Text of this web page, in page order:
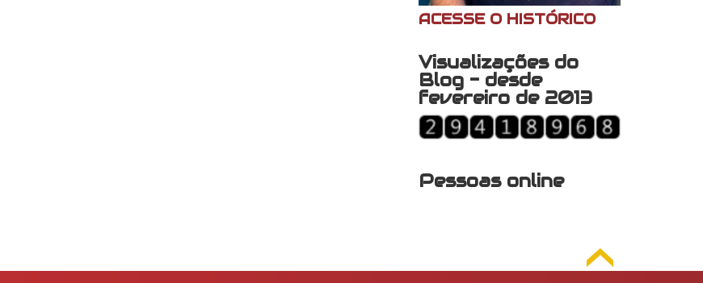
ACESSE O HISTÓRICO
Visualizações do
Blog - desde
fevereiro de 2013
Pessoas online